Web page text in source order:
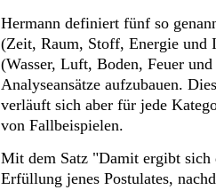
Hermann definiert fünf so
(Zeit, Raum, Stoff, Energie
(Wasser, Luft, Boden, Feuer
Analyseansätze aufzubauen.
verläuft sich aber für jede
von Fallbeispielen.
Mit dem Satz "Damit ergibt sich
Erfüllung jenes Postulates,